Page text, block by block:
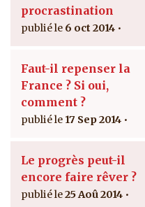
procrastination
6 oct 2014
Faut-il repenser la
France ? Si oui,
comment ?
17 Sep 2014
Le progrès peut-il
encore faire rêver ?
25 Aoû 2014